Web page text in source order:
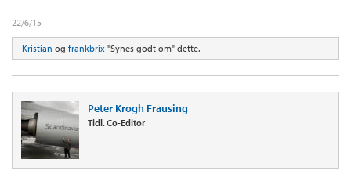
22/6/15
Kristian og frankbrix "Synes godt om" dette.
Peter Krogh Frausing
Tidl. Co-Editor